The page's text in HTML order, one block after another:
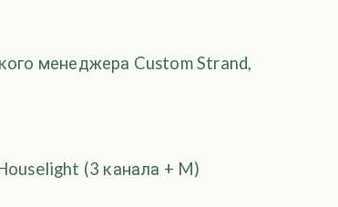
менеджера Custom Strand,
(3 канала + M)